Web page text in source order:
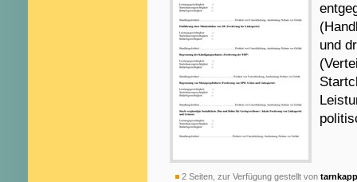
und
2 Seiten, zur Verfügung gestellt von